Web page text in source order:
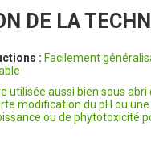
DE LA
:Facilement
utilisée aussi bien sous
modification du pH ou
ou de phytotoxicité